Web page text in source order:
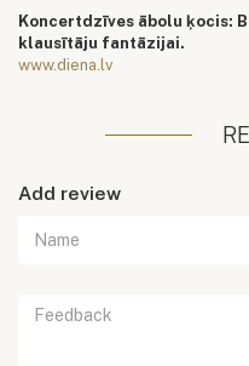
Koncertdzīves ābolu ķocis:
klausītāju fantāzijai.
www.diena.lv
Add review